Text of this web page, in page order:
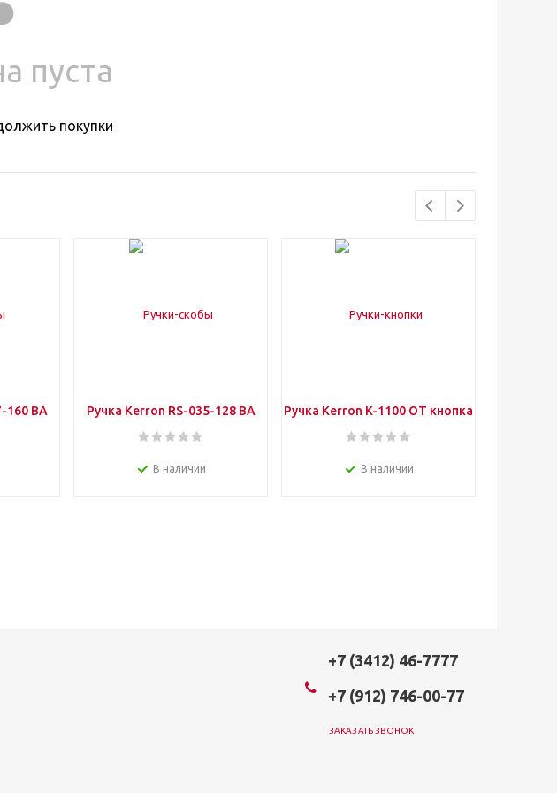
пуста
покупки
160 BA
Ручка Kerron RS-035-128 BA
скоба 128мм бронза
В наличии
Ручка Kerron K-1100 ОТ кнопка
золото
В наличии
+7 (3412) 46-7777
+7 (912) 746-00-77
ЗАКАЗАТЬ ЗВОНОК